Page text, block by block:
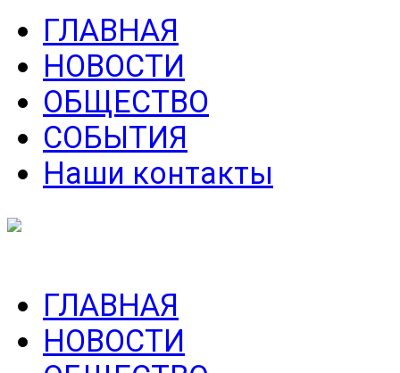
ГЛАВНАЯ
НОВОСТИ
ОБЩЕСТВО
СОБЫТИЯ
Наши контакты
ГЛАВНАЯ
НОВОСТИ